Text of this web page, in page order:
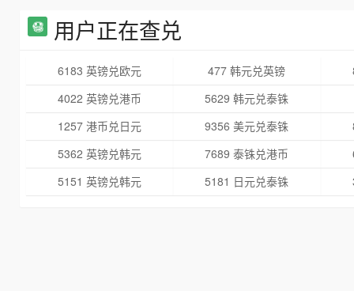
用户正在查兑
6183 英镑兑欧元 477 韩元兑英镑
4022 英镑兑港币
5629 韩元兑泰铢
1257 港币兑日元
9356 美元兑泰铢
5362 英镑兑韩元
7689 泰铢兑港币
5151 英镑兑韩元
5181 日元兑泰铢